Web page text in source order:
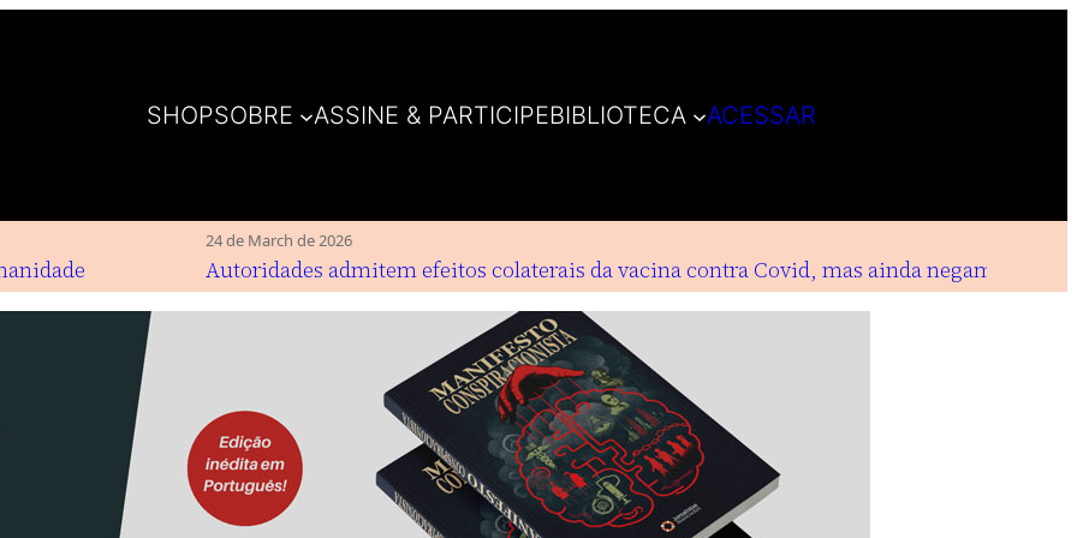
SHOPSOBRE ASSINE & PARTICIPEBIBLIOTECA ACESSAR
24 de March de 2026
Autoridades admitem efeitos colaterais da vacina contra Covid, mas ainda negam